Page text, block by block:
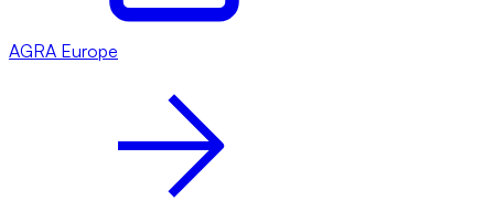
AGRA Europe